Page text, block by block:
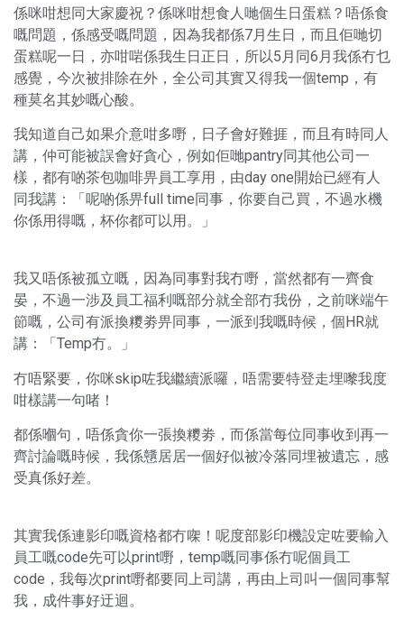
係咪咁想同大家慶祝？係咪咁想食人哋個生日蛋糕？唔係食
嘅問題，係感受嘅問題，因為我都係7月生日，而且佢哋切
蛋糕呢一日，亦咁啱係我生日正日，所以5月同6月我係冇乜
感覺，今次被排除在外，全公司其實又得我一個temp，有
種莫名其妙嘅心酸。
我知道自己如果介意咁多嘢，日子會好難捱，而且有時同人
講，仲可能被誤會好貪心，例如佢哋pantry同其他公司一
樣，都有啲茶包咖啡畀員工享用，由day one開始已經有人
同我講：「呢啲係畀full time同事，你要自己買，不過水機
你係用得嘅，杯你都可以用。」
我又唔係被孤立嘅，因為同事對我冇嘢，當然都有一齊食
晏，不過一涉及員工福利嘅部分就全部冇我份，之前咪端午
節嘅，公司有派換糭劵畀同事，一派到我嘅時候，個HR就
講：「Temp冇。」
冇唔緊要，你咪skip咗我繼續派囉，唔需要特登走埋嚟我度
咁樣講一句啫！
都係嗰句，唔係貪你一張換糭劵，而係當每位同事收到再一
齊討論嘅時候，我係戇居居一個好似被冷落同埋被遺忘，感
受真係好差。
其實我係連影印嘅資格都冇㗎！呢度部影印機設定咗要輸入
員工嘅code先可以print嘢，temp嘅同事係冇呢個員工
code，我每次print嘢都要同上司講，再由上司叫一個同事幫
我，成件事好迂迴。